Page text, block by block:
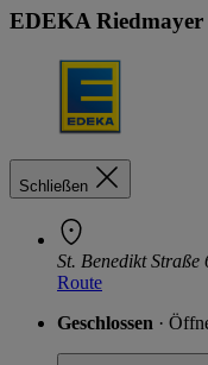
EDEKA Riedmayer
Schließen
St. Benedikt
Route
Geschlossen ·